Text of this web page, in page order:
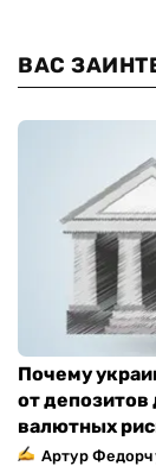
ВАС
Почему
от
валютных
Артур